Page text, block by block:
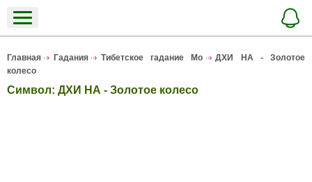
Главная Гадания Тибетское гадание Мо
ДХИ НА - Золотое
колесо
Символ: ДХИ НА - Золотое колесо